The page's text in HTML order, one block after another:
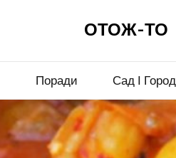
ОТОЖ-ТО
Поради Сад І Город